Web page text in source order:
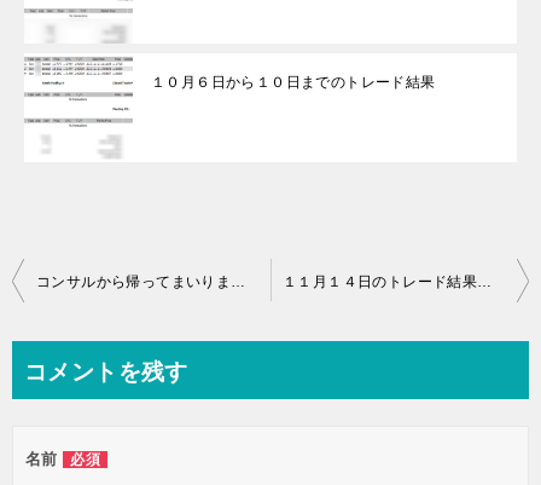
１０月６日から１０日までのトレード結果
投
ビ
ー
コンサルから帰ってまいりました＆１１月１０日のトレード結果（+28.2pip) １１月１４日のトレード結果（ポジション保有中）
コメントを残す
名前 必須